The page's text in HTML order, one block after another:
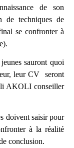
de son
de techniques de
se confronter à
sauront quoi
leur CV seront
AKOLI conseiller
doivent saisir pour
à la réalité
conclusion.